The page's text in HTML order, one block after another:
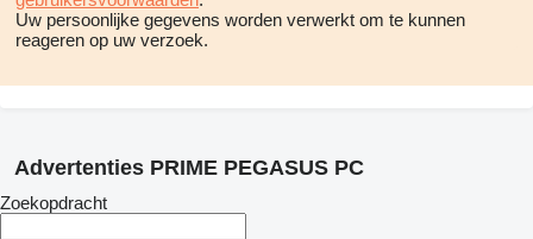
Uw persoonlijke gegevens worden verwerkt om te kunnen
reageren op uw verzoek.
Advertenties PRIME PEGASUS PC
Zoekopdracht